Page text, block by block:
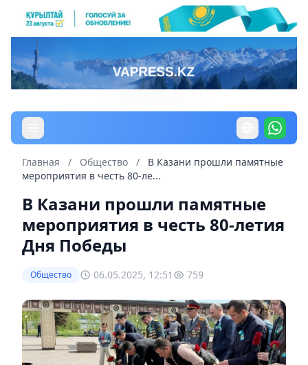
Главная / Общество /
В Казани прошли памятные
мероприятия в честь 80-ле...
В Казани прошли памятные
мероприятия в честь 80-летия
Дня Победы
Общество 06.05.2025, 12:51 759